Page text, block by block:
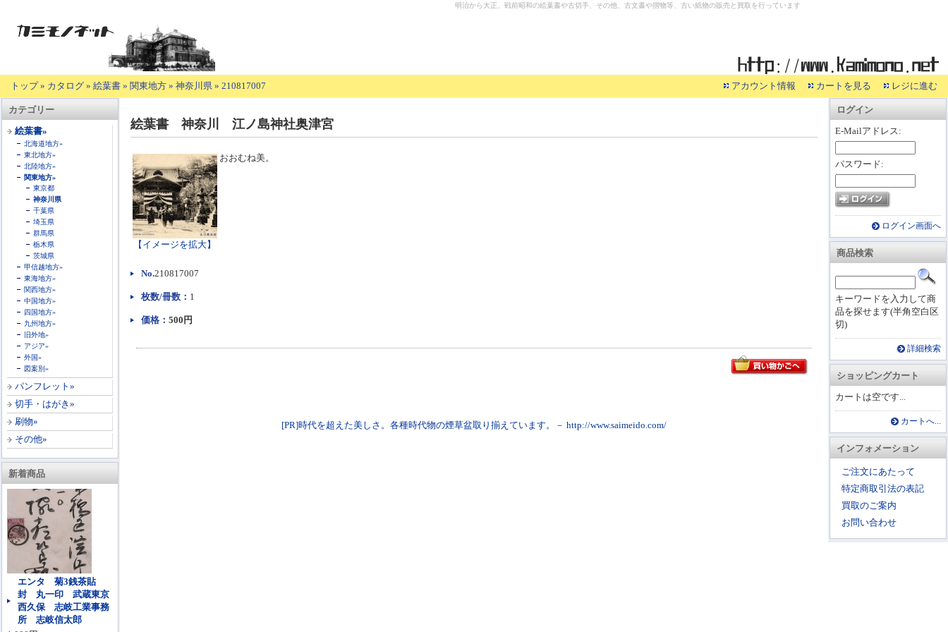
明治から大正、戦前昭和の絵葉書や古切手、その他、古文書や摺物等、古い紙物の販売と買取を行っています
トップ» カタログ » 絵葉書 » 関東地方 » 神奈川県 » 210817007 アカウント情報 カートを見る レジに進む
カテゴリー
絵葉書»
北海道地方»
東北地方»
北陸地方»
関東地方»
東京都
神奈川県
千葉県
埼玉県
群馬県
栃木県
茨城県
甲信越地方»
東海地方»
関西地方»
中国地方»
四国地方»
九州地方»
旧外地»
アジア»
外国»
図案別»
パンフレット»
切手・はがき»
刷物»
その他»
新着商品
エンタ 菊3銭茶貼
封 丸一印 武蔵東京
西久保 志岐工業事務
所 志岐信太郎
ログイン
E-Mailアドレス:
パスワード:
ログイン画面へ
商品検索
キーワードを入力して商
品を探せます(半角空白区
切)
詳細検索
ショッピングカート
カートは空です...
カートへ...
インフォメーション
ご注文にあたって
特定商取引法の表記
買取のご案内
お問い合わせ
品
の
明】
絵葉書 神奈川 江ノ島神社奥津宮
【イメージを拡大】
おおむね美。
No.210817007
枚数/冊数： 1
価格： 500円
[PR]時代を超えた美しさ。各種時代物の煙草盆取り揃えています。－ http://www.saimeido.com/